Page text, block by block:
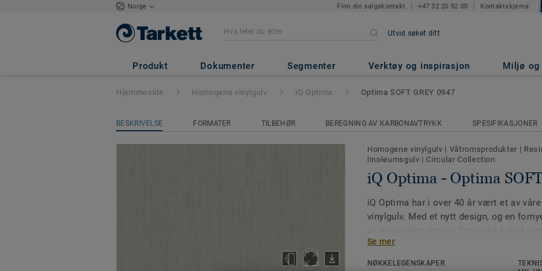
Norge Finn din salgskontakt +47 32 20 92 00 Kontaktskjema
Utvid søket ditt
Produkt Dokumenter Segmenter Verktøy og inspirasjon Miljø og
iQ Optima - Optima SOFT GREY 0947
Hjemmeside Homogene vinylgulv iQ Optima Optima SOFT GREY 0947
BESKRIVELSE FORMATER TILBEHØR BEREGNING AV KARBONAVTRYKK SPESIFIKASJONER
Homogene vinylgulv | Våtromsprodukter |
linoleumsgulv | Circular Collection
iQ Optima - Optima
iQ Optima har i over 40 år vært et av
vinylgulv. Med et nytt design, og en
55 farger. iQ Optima er kjent for sin
forlenger levetiden og øker slitestyrken.
Se mer
NØKKELEGENSKAPER